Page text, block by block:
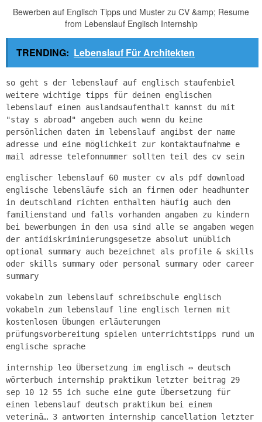
Bewerben auf Englisch Tipps und Muster zu CV &amp; Resume
from Lebenslauf Englisch Internship
TRENDING: Lebenslauf Für Architekten
so geht s der lebenslauf auf englisch staufenbiel
weitere wichtige tipps für deinen englischen
lebenslauf einen auslandsaufenthalt kannst du mit
"stay s abroad" angeben auch wenn du keine
persönlichen daten im lebenslauf angibst der name
adresse und eine möglichkeit zur kontaktaufnahme e
mail adresse telefonnummer sollten teil des cv sein
englischer lebenslauf 60 muster cv als pdf download
englische lebensläufe sich an firmen oder headhunter
in deutschland richten enthalten häufig auch den
familienstand und falls vorhanden angaben zu kindern
bei bewerbungen in den usa sind alle se angaben wegen
der antidiskriminierungsgesetze absolut unüblich
optional summary auch bezeichnet als profile & skills
oder skills summary oder personal summary oder career
summary
vokabeln zum lebenslauf schreibschule englisch
vokabeln zum lebenslauf line englisch lernen mit
kostenlosen Übungen erläuterungen
prüfungsvorbereitung spielen unterrichtstipps rund um
englische sprache
internship leo Übersetzung im englisch ⇔ deutsch
wörterbuch internship praktikum letzter beitrag 29
sep 10 12 55 ich suche eine gute Übersetzung für
einen lebenslauf deutsch praktikum bei einem
veterinä… 3 antworten internship cancellation letzter